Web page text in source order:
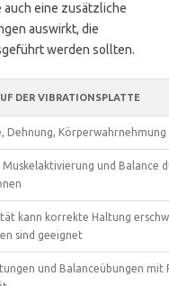
eine zusätzliche
auswirkt, die
werden sollten.
DER VIBRATIONSPLATTE
Dehnung, Körperwahrnehmung
und Balance
kann korrekte Haltung
sind geeignet
und Balanceübungen mit